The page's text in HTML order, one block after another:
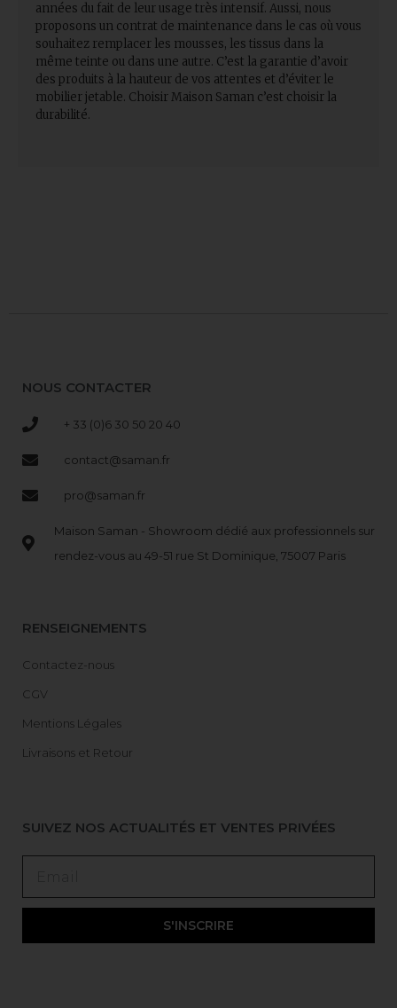
années du fait de leur usage très intensif. Aussi, nous
proposons un contrat de maintenance dans le cas où vous
souhaitez remplacer les mousses, les tissus dans la
même teinte ou dans une autre. C’est la garantie d’avoir
des produits à la hauteur de vos attentes et d’éviter le
mobilier jetable. Choisir Maison Saman c’est choisir la
durabilité.
NOUS CONTACTER
+ 33 (0)6 30 50 20 40
contact@saman.fr
pro@saman.fr
Maison Saman - Showroom dédié aux professionnels sur
rendez-vous au 49-51 rue St Dominique, 75007 Paris
RENSEIGNEMENTS
Contactez-nous
CGV
Mentions Légales
Livraisons et Retour
SUIVEZ NOS ACTUALITÉS ET VENTES PRIVÉES
S'INSCRIRE